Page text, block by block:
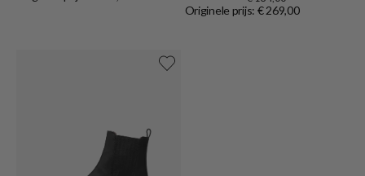
Originele prijs: € 269,00